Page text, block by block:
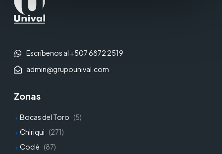
Escríbenos al +507 6872 2519
admin@grupounival.com
Zonas
Bocas del Toro (5)
Chiriqui (271)
Coclé (87)